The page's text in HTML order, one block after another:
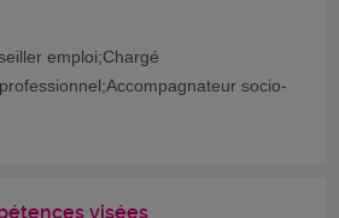
emploi;Chargé
socio-
visées